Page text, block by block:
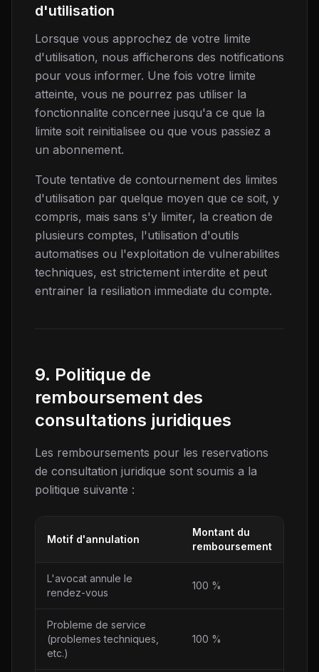
d'utilisation
Lorsque vous approchez de votre limite
d'utilisation, nous afficherons des notifications
pour vous informer. Une fois votre limite
atteinte, vous ne pourrez pas utiliser la
fonctionnalite concernee jusqu'a ce que la
limite soit reinitialisee ou que vous passiez a
un abonnement.
Toute tentative de contournement des limites
d'utilisation par quelque moyen que ce soit, y
compris, mais sans s'y limiter, la creation de
plusieurs comptes, l'utilisation d'outils
automatises ou l'exploitation de vulnerabilites
techniques, est strictement interdite et peut
entrainer la resiliation immediate du compte.
9. Politique de
remboursement des
consultations juridiques
Les remboursements pour les reservations
de consultation juridique sont soumis a la
politique suivante :
Motif d'annulation
Montant du
remboursement
L'avocat annule le
rendez-vous
100 %
Probleme de service
(problemes techniques,
etc.)
100 %